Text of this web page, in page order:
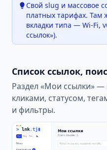
Свой slug и массовое
платных тарифах. Там
вкладки типа — Wi-Fi,
ссылок»).
Список ссылок,
Раздел «Мои ссылки» —
кликами, статусом,
и фильтры.